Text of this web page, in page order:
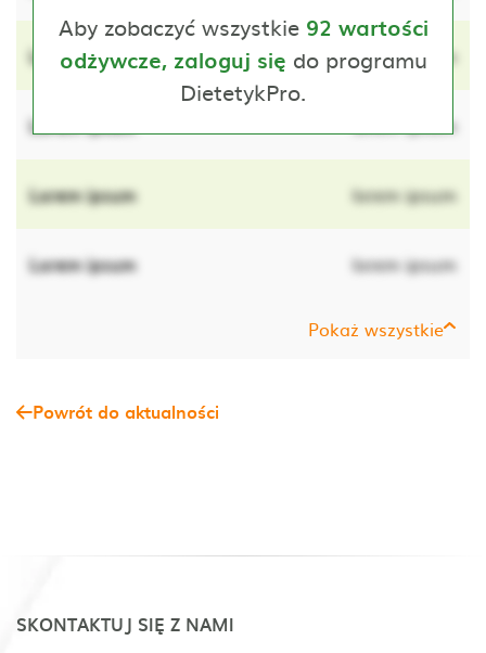
Lorem ipsum lorem ipsum
Lorem ipsum lorem ipsum
Lorem ipsum lorem ipsum
Lorem ipsum lorem ipsum
Pokaż wszystkie
Aby zobaczyć wszystkie 92 wartości
odżywcze, zaloguj się do programu
DietetykPro.
Powrót do aktualności
SKONTAKTUJ SIĘ Z NAMI